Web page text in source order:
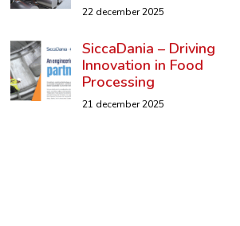
22 december 2025
SiccaDania – Driving
Innovation in Food
Processing
21 december 2025